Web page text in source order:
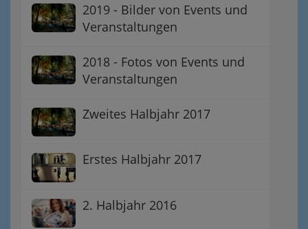
2019 - Bilder von Events und
Veranstaltungen
2018 - Fotos von Events und
Veranstaltungen
Zweites Halbjahr 2017
Erstes Halbjahr 2017
2. Halbjahr 2016